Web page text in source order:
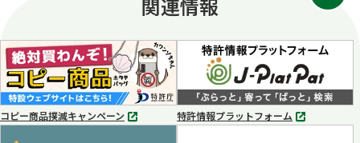
関連情報
コピー商品撲滅キャンペーン
別
特許情報プラットフォーム
別